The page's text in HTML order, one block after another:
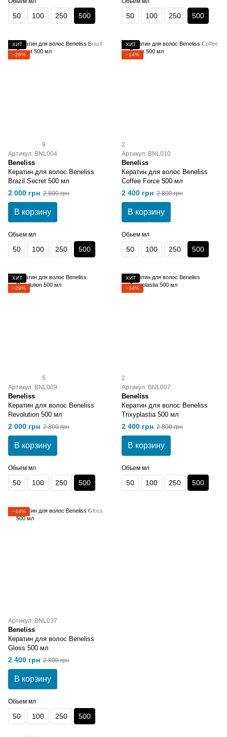
50 100 250 500 50 100 250 500
ХИТ
−29%
9
Артикул: BNL004
Beneliss
Кератин для волос Beneliss
Brazil Secret 500 мл
2 000 грн 2 800 грн
В корзину
Обьем мл
50 100 250 500
ХИТ
−14%
2
Артикул: BNL010
Beneliss
Кератин для волос Beneliss
Coffee Force 500 мл
2 400 грн 2 800 грн
В корзину
Обьем мл
50 100 250 500
ХИТ
−29%
5
Артикул: BNL009
Beneliss
Кератин для волос Beneliss
Revolution 500 мл
2 000 грн 2 800 грн
В корзину
Обьем мл
50 100 250 500
ХИТ
−14%
2
Артикул: BNL007
Beneliss
Кератин для волос Beneliss
Trixyplastia 500 мл
2 400 грн 2 800 грн
В корзину
Обьем мл
50 100 250 500
−14%
Артикул: BNL037
Beneliss
Кератин для волос Beneliss
Gloss 500 мл
2 400 грн 2 800 грн
В корзину
Обьем мл
50 100 250 500